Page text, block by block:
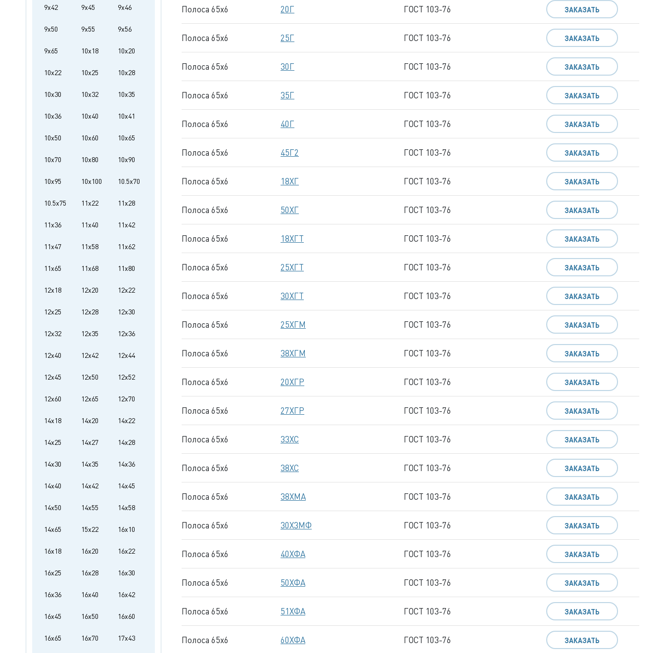
9x42 9x45 9x46
9x50 9x55 9x56
9x65 10x18 10x20
10x22 10x25 10x28
10x30 10x32 10x35
10x36 10x40 10x41
10x50 10x60 10x65
10x70 10x80 10x90
10x95 10x100 10.5x70
10.5x75 11x22 11x28
11x36 11x40 11x42
11x47 11x58 11x62
11x65 11x68 11x80
12x18 12x20 12x22
12x25 12x28 12x30
12x32 12x35 12x36
12x40 12x42 12x44
12x45 12x50 12x52
12x60 12x65 12x70
14x18 14x20 14x22
14x25 14x27 14x28
14x30 14x35 14x36
14x40 14x42 14x45
14x50 14x55 14x58
14x65 15x22 16x10
16x18 16x20 16x22
16x25 16x28 16x30
16x36 16x40 16x42
16x45 16x50 16x60
16x65 16x70 17x43
Полоса 65x6 20Г ГОСТ 103-76 ЗАКАЗАТЬ
Полоса 65x6 25Г ГОСТ 103-76 ЗАКАЗАТЬ
Полоса 65x6 30Г ГОСТ 103-76 ЗАКАЗАТЬ
Полоса 65x6 35Г ГОСТ 103-76 ЗАКАЗАТЬ
Полоса 65x6 40Г ГОСТ 103-76 ЗАКАЗАТЬ
Полоса 65x6 45Г2 ГОСТ 103-76 ЗАКАЗАТЬ
Полоса 65x6 18ХГ ГОСТ 103-76 ЗАКАЗАТЬ
Полоса 65x6 50ХГ ГОСТ 103-76 ЗАКАЗАТЬ
Полоса 65x6 18ХГТ ГОСТ 103-76 ЗАКАЗАТЬ
Полоса 65x6 25ХГТ ГОСТ 103-76 ЗАКАЗАТЬ
Полоса 65x6 30ХГТ ГОСТ 103-76 ЗАКАЗАТЬ
Полоса 65x6 25ХГМ ГОСТ 103-76 ЗАКАЗАТЬ
Полоса 65x6 38ХГМ ГОСТ 103-76 ЗАКАЗАТЬ
Полоса 65x6 20ХГР ГОСТ 103-76 ЗАКАЗАТЬ
Полоса 65x6 27ХГР ГОСТ 103-76 ЗАКАЗАТЬ
Полоса 65x6 33ХС ГОСТ 103-76 ЗАКАЗАТЬ
Полоса 65x6 38ХС ГОСТ 103-76 ЗАКАЗАТЬ
Полоса 65x6 38ХМА ГОСТ 103-76 ЗАКАЗАТЬ
Полоса 65x6 30Х3МФ ГОСТ 103-76 ЗАКАЗАТЬ
Полоса 65x6 40ХФА ГОСТ 103-76 ЗАКАЗАТЬ
Полоса 65x6 50ХФА ГОСТ 103-76 ЗАКАЗАТЬ
Полоса 65x6 51ХФА ГОСТ 103-76 ЗАКАЗАТЬ
Полоса 65x6 60ХФА ГОСТ 103-76 ЗАКАЗАТЬ